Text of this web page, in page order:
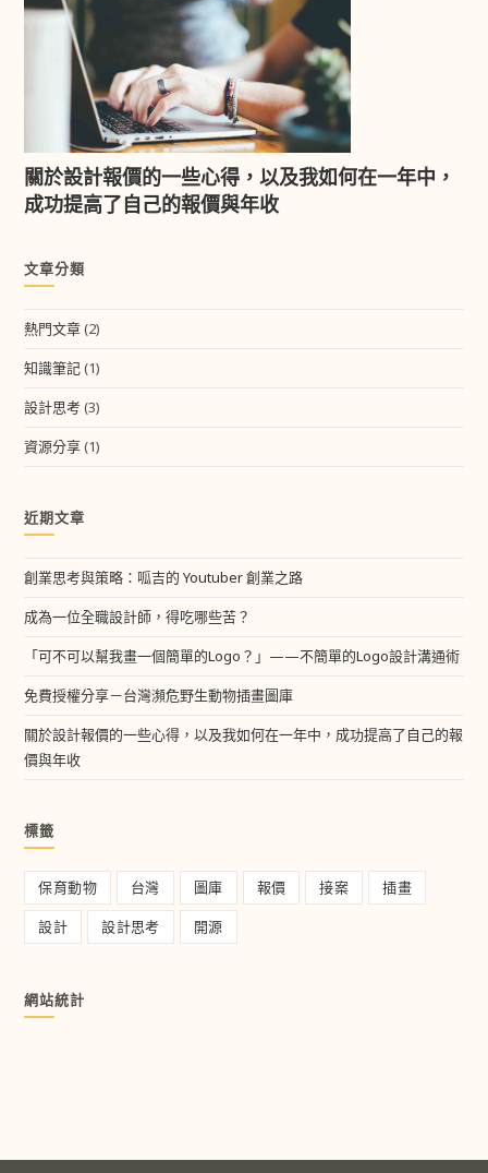
關於設計報價的一些心得，以及我如何在一年中，
成功提高了自己的報價與年收
文章分類
熱門文章(2)
知識筆記(1)
設計思考(3)
資源分享(1)
近期文章
創業思考與策略：呱吉的 Youtuber 創業之路
成為一位全職設計師，得吃哪些苦？
「可不可以幫我畫一個簡單的Logo？」——不簡單的Logo設計溝通術
免費授權分享－台灣瀕危野生動物插畫圖庫
關於設計報價的一些心得，以及我如何在一年中，成功提高了自己的報
價與年收
標籤
保育動物 台灣 圖庫 報價 接案
插畫
設計
設計思考 開源
網站統計